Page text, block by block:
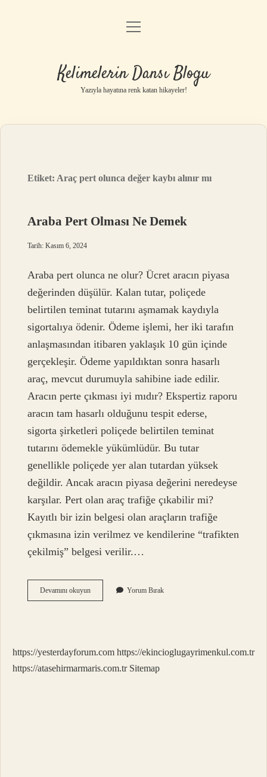
Anasayfa
Yasal Uyarı
menüyü
Kelimelerin Dansı Blogu
Yazıyla hayatına renk katan hikayeler!
Etiket: Araç pert olunca değer kaybı alınır mı
Araba Pert Olması Ne Demek
Tarih: Kasım 6, 2024
Araba pert olunca ne olur? Ücret aracın piyasa
değerinden düşülür. Kalan tutar, poliçede
belirtilen teminat tutarını aşmamak kaydıyla
sigortalıya ödenir. Ödeme işlemi, her iki tarafın
anlaşmasından itibaren yaklaşık 10 gün içinde
gerçekleşir. Ödeme yapıldıktan sonra hasarlı
araç, mevcut durumuyla sahibine iade edilir.
Aracın perte çıkması iyi mıdır? Ekspertiz raporu
aracın tam hasarlı olduğunu tespit ederse,
sigorta şirketleri poliçede belirtilen teminat
tutarını ödemekle yükümlüdür. Bu tutar
genellikle poliçede yer alan tutardan yüksek
değildir. Ancak aracın piyasa değerini neredeyse
karşılar. Pert olan araç trafiğe çıkabilir mi?
Kayıtlı bir izin belgesi olan araçların trafiğe
çıkmasına izin verilmez ve kendilerine “trafikten
çekilmiş” belgesi verilir.…
Devamını okuyunAraba
Pert
Yorum Bırak
https://yesterdayforum.com https://ekincioglugayrimenkul.com.tr
https://atasehirmarmaris.com.tr Sitemap